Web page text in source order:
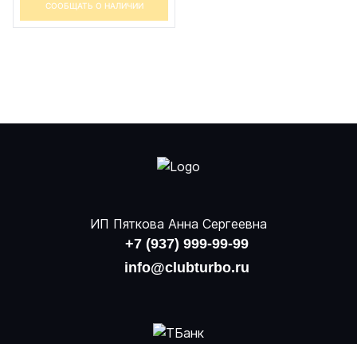
СООБЩАТЬ О НАЛИЧИИ
ИП Пяткова Анна Сергеевна
+7 (937) 999-99-99
info@clubturbo.ru